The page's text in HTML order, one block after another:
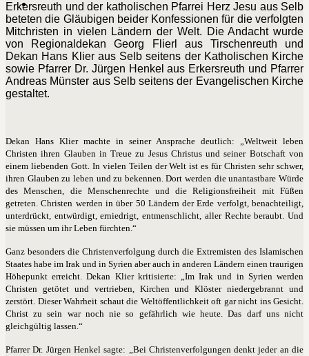
Erkersreuth und der katholischen Pfarrei Herz Jesu aus Selb
beteten die Gläubigen beider Konfessionen für die verfolgten
Mitchristen in vielen Ländern der Welt. Die Andacht wurde
von Regionaldekan Georg Flierl aus Tirschenreuth und
Dekan Hans Klier aus Selb seitens der Katholischen Kirche
sowie Pfarrer Dr. Jürgen Henkel aus Erkersreuth und Pfarrer
Andreas Münster aus Selb seitens der Evangelischen Kirche
gestaltet.
Dekan Hans Klier machte in seiner Ansprache deutlich: „Weltweit leben
Christen ihren Glauben in Treue zu Jesus Christus und seiner Botschaft von
einem liebenden Gott. In vielen Teilen der Welt ist es für Christen sehr schwer,
ihren Glauben zu leben und zu bekennen. Dort werden die unantastbare Würde
des Menschen, die Menschenrechte und die Religionsfreiheit mit Füßen
getreten. Christen werden in über 50 Ländern der Erde verfolgt, benachteiligt,
unterdrückt, entwürdigt, erniedrigt, entmenschlicht, aller Rechte beraubt. Und
sie müssen um ihr Leben fürchten.“
Ganz besonders die Christenverfolgung durch die Extremisten des Islamischen
Staates habe im Irak und in Syrien aber auch in anderen Ländern einen traurigen
Höhepunkt erreicht. Dekan Klier kritisierte: „Im Irak und in Syrien werden
Christen getötet und vertrieben, Kirchen und Klöster niedergebrannt und
zerstört. Dieser Wahrheit schaut die Weltöffentlichkeit oft gar nicht ins Gesicht.
Christ zu sein war noch nie so gefährlich wie heute. Das darf uns nicht
gleichgültig lassen.“
Pfarrer Dr. Jürgen Henkel sagte: „Bei Christenverfolgungen denkt jeder an die